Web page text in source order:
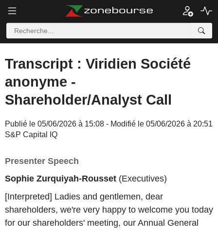
Transcript : Viridien Société
anonyme -
Shareholder/Analyst Call
Publié le 05/06/2026 à 15:08 - Modifié le 05/06/2026 à 20:51
S&P Capital IQ
Presenter Speech
Sophie Zurquiyah-Rousset (Executives)
[Interpreted] Ladies and gentlemen, dear
shareholders, we're very happy to welcome you today
for our shareholders' meeting, our Annual General